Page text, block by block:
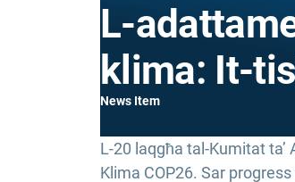
L-
klima: It-
News Item
L-20 laqgħa tal-Kumitat
Klima COP26. Sar